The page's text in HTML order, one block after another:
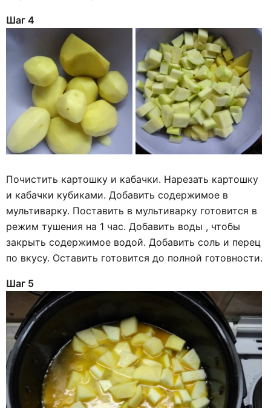
Шаг 4
Почистить картошку и кабачки. Нарезать картошку
и кабачки кубиками. Добавить содержимое в
мультиварку. Поставить в мультиварку готовится в
режим тушения на 1 час. Добавить воды , чтобы
закрыть содержимое водой. Добавить соль и перец
по вкусу. Оставить готовится до полной готовности.
Шаг 5